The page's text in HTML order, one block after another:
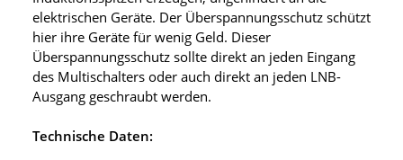
elektrischen Geräte. Der Überspannungsschutz schützt
hier ihre Geräte für wenig Geld. Dieser
Überspannungsschutz sollte direkt an jeden Eingang
des Multischalters oder auch direkt an jeden LNB-
Ausgang geschraubt werden.
Technische Daten: